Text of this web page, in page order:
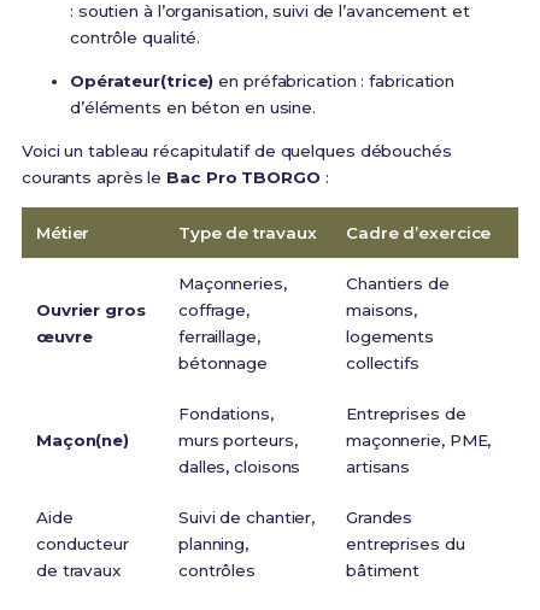
: soutien à l’organisation, suivi de l’avancement et
contrôle qualité.
Opérateur(trice) en préfabrication : fabrication
d’éléments en béton en usine.
Voici un tableau récapitulatif de quelques débouchés
courants après le Bac Pro TBORGO :
Métier Type de travaux Cadre d’exercice
Ouvrier gros
œuvre
Maçonneries,
coffrage,
ferraillage,
bétonnage
Chantiers de
maisons,
logements
collectifs
Maçon(ne)
Fondations,
murs porteurs,
dalles, cloisons
Entreprises de
maçonnerie, PME,
artisans
Aide
conducteur
de travaux
Suivi de chantier,
planning,
contrôles
Grandes
entreprises du
bâtiment